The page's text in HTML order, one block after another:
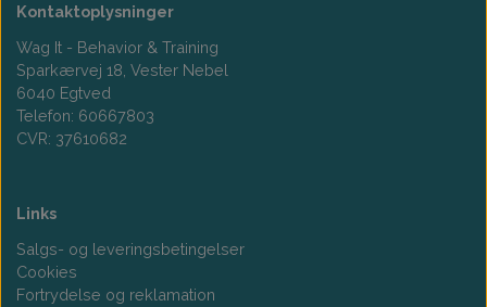
Kontaktoplysninger
Wag It - Behavior & Training
Sparkærvej 18, Vester Nebel
6040 Egtved
Telefon: 60667803
CVR: 37610682
Links
Salgs- og leveringsbetingelser
Cookies
Fortrydelse og reklamation